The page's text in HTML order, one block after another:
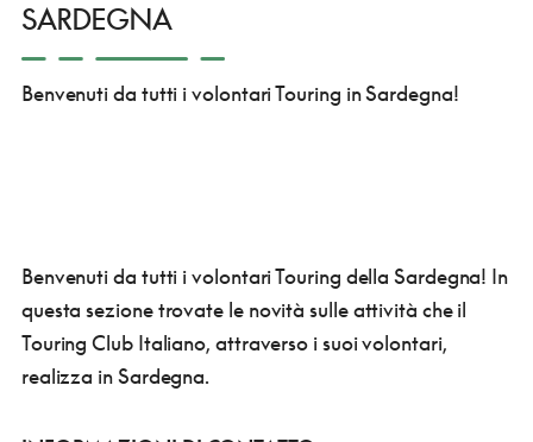
SARDEGNA
Benvenuti da tutti i volontari Touring in Sardegna!
Benvenuti da tutti i volontari Touring della Sardegna! In
questa sezione trovate le novità sulle attività che il
Touring Club Italiano, attraverso i suoi volontari,
realizza in Sardegna.